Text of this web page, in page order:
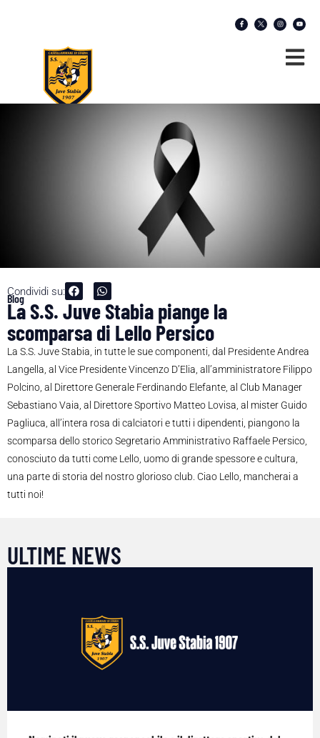
Condividi su:
Blog
La S.S. Juve Stabia piange la
scomparsa di Lello Persico
La S.S. Juve Stabia, in tutte le sue componenti, dal Presidente Andrea
Langella, al Vice Presidente Vincenzo D’Elia, all’amministratore Filippo
Polcino, al Direttore Generale Ferdinando Elefante, al Club Manager
Sebastiano Vaia, al Direttore Sportivo Matteo Lovisa, al mister Guido
Pagliuca, all’intera rosa di calciatori e tutti i dipendenti, piangono la
scomparsa dello storico Segretario Amministrativo Raffaele Persico,
conosciuto da tutti come Lello, uomo di grande spessore e cultura,
una parte di storia del nostro glorioso club. Ciao Lello, mancherai a
tutti noi!
ULTIME NEWS